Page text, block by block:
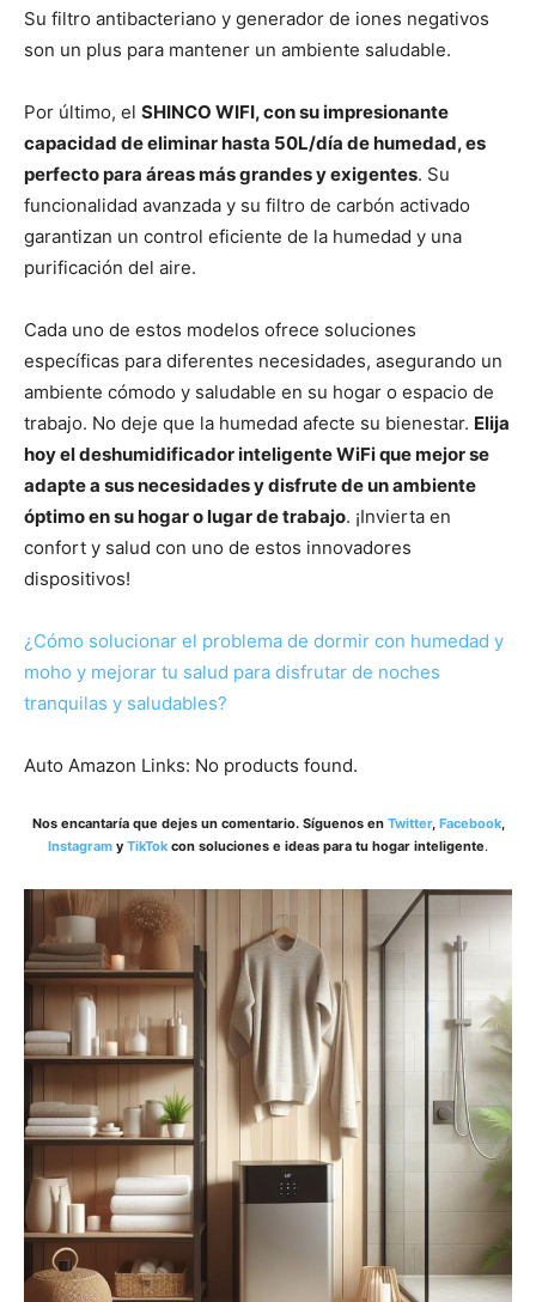
Su filtro antibacteriano y generador de iones negativos
son un plus para mantener un ambiente saludable.
Por último, el SHINCO WIFI, con su impresionante
capacidad de eliminar hasta 50L/día de humedad, es
perfecto para áreas más grandes y exigentes. Su
funcionalidad avanzada y su filtro de carbón activado
garantizan un control eficiente de la humedad y una
purificación del aire.
Cada uno de estos modelos ofrece soluciones
específicas para diferentes necesidades, asegurando un
ambiente cómodo y saludable en su hogar o espacio de
trabajo. No deje que la humedad afecte su bienestar. Elija
hoy el deshumidificador inteligente WiFi que mejor se
adapte a sus necesidades y disfrute de un ambiente
óptimo en su hogar o lugar de trabajo. ¡Invierta en
confort y salud con uno de estos innovadores
dispositivos!
¿Cómo solucionar el problema de dormir con humedad y
moho y mejorar tu salud para disfrutar de noches
tranquilas y saludables?
Auto Amazon Links: No products found.
Nos encantaría que dejes un comentario. Síguenos en Twitter, Facebook,
Instagram y TikTok con soluciones e ideas para tu hogar inteligente.